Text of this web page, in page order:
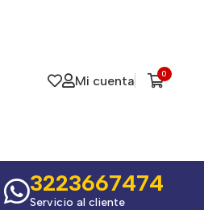
Mi cuenta 0
3223667474
Servicio al cliente